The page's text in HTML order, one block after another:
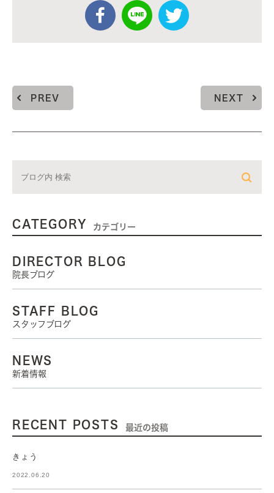
PREV NEXT
CATEGORY カテゴリー
DIRECTOR BLOG
院長ブログ
STAFF BLOG
スタッフブログ
NEWS
新着情報
RECENT POSTS 最近の投稿
きょう
2022.06.20